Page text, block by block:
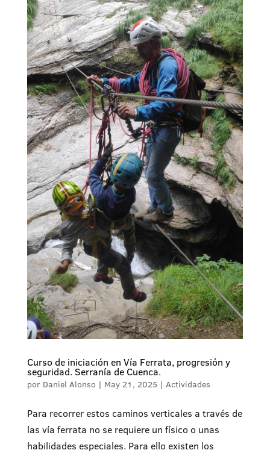
Curso de iniciación en Vía Ferrata, progresión y
seguridad. Serranía de Cuenca.
por Daniel Alonso | May 21, 2025 | Actividades
Para recorrer estos caminos verticales a través de
las vía ferrata no se requiere un físico o unas
habilidades especiales. Para ello existen los